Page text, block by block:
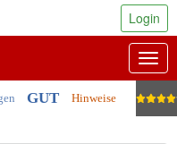
GUT Hinweise
Login